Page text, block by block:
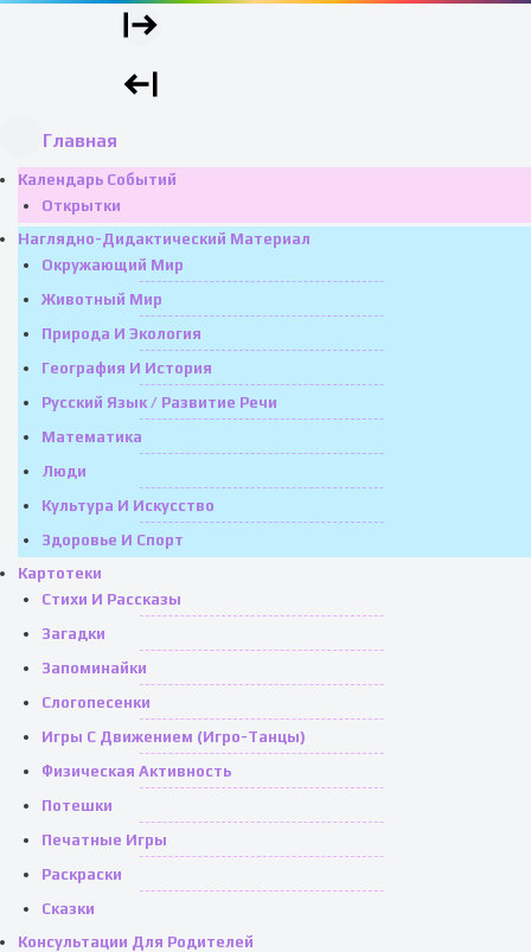
Главная
Календарь Событий
Открытки
Наглядно-Дидактический Материал
Окружающий Мир
Животный Мир
Природа И Экология
География И История
Русский Язык / Развитие Речи
Математика
Люди
Культура И Искусство
Здоровье И Спорт
Картотеки
Стихи И Рассказы
Загадки
Запоминайки
Слогопесенки
Игры С Движением (игро-Танцы)
Физическая Активность
Потешки
Печатные Игры
Раскраски
Сказки
Консультации Для Родителей